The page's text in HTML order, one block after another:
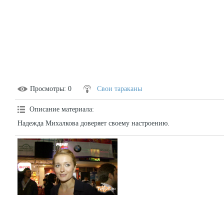
Просмотры: 0 Свои тараканы
Описание материала:
Надежда Михалкова доверяет своему настроению.